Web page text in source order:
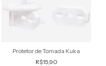
Protetor de Tomada Kuka
R$15,90